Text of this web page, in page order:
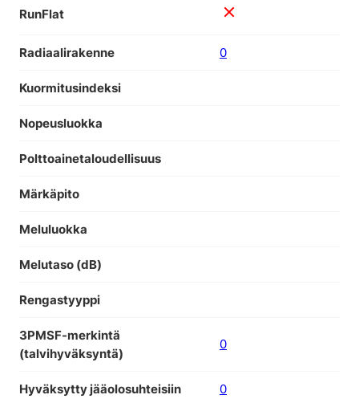
RunFlat
Radiaalirakenne 0
Kuormitusindeksi
Nopeusluokka
Polttoainetaloudellisuus
Märkäpito
Meluluokka
Melutaso (dB)
Rengastyyppi
3PMSF-merkintä
(talvihyväksyntä)
0
Hyväksytty jääolosuhteisiin 0